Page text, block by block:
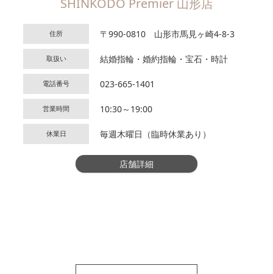
SHINKODO Premier 山形店
住所 〒990-0810 山形市馬見ヶ崎4-8-3
取扱い 結婚指輪・婚約指輪・宝石・時計
電話番号 023-665-1401
営業時間 10:30～19:00
休業日 毎週木曜日（臨時休業あり）
店舗詳細